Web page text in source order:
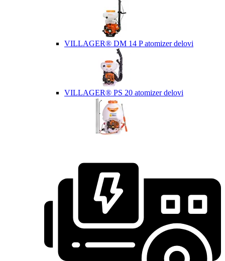
VILLAGER® DM 14 P atomizer delovi
VILLAGER® PS 20 atomizer delovi